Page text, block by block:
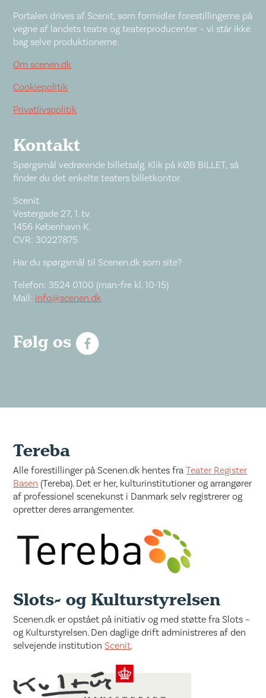
Portalen drives af Scenit, som formidler forestillingerne på
vegne af landets teatre og teaterproducenter – vi står ikke
bag selve produktionerne.
Om scenen.dk
Cookiepolitik
Privatlivspolitik
Kontakt
Spørgsmål vedrørende billetsalg. Klik på KØB BILLET, så
finder du det enkelte teaters billetkontor.
Scenit
Vestergade 27, 1. tv.
1456 København K.
CVR: 30227875
Har du spørgsmål til Scenen.dk som site?
Telefon: 3524 0100 (man-fre kl. 10-15)
Mail: info@scenen.dk
Følg os
Tereba
Alle forestillinger på Scenen.dk hentes fraTeater Register
Basen (Tereba). Det er her, kulturinstitutioner og arrangører
af professionel scenekunst i Danmark selv registrerer og
opretter deres arrangementer.
Slots- og Kulturstyrelsen
Scenen.dk er opstået på initiativ og med støtte fra Slots –
og Kulturstyrelsen. Den daglige drift administreres af den
selvejende institutionScenit.